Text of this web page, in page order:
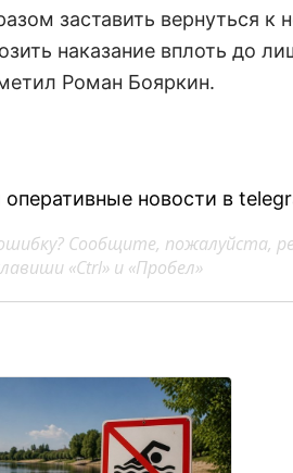
заставить вернуться
наказание вплоть до
Роман Бояркин.
новости в
Сообщите, пожалуйста,
«Ctrl» и «Пробел»